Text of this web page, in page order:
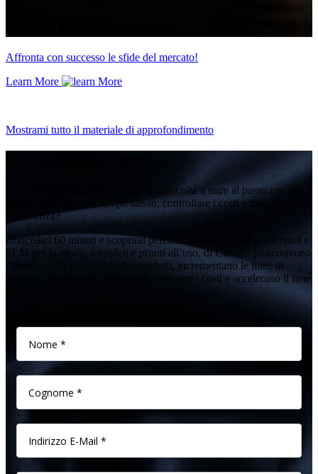
Affronta con successo le sfide del mercato!
Learn More
Mostrami tutto il materiale di approfondimento
Il tuo brand di moda o di retail ha difficoltà a stare al passo con le
ultime tendenze e, al tempo stesso, controllare i costi e migliorare
l’efficienza?
Concedici 60 minuti e scoprirai perché i software PLM per il retail e
PLM per la moda, completi e pronti all’uso, di Centric, promuovono
l’innovazione e la varietà dei prodotti, incrementano le linee di
prodotti, aumentano l’efficienza, riducono i costi e accelerano il time